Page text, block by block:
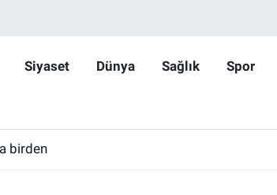
Siyaset Dünya Sağlık Spor
birden